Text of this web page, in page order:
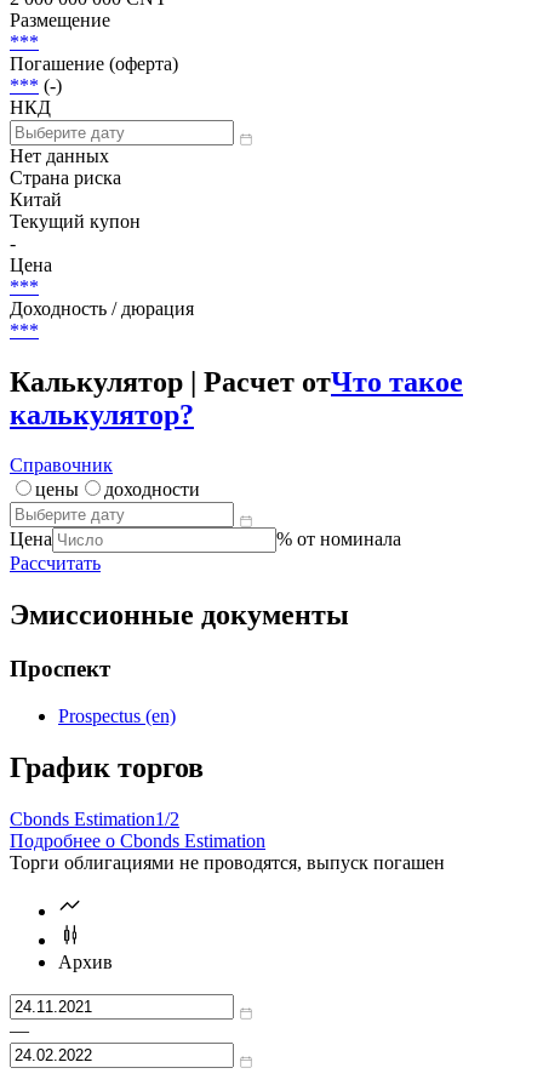
Размещение
***
Погашение (оферта)
*** (-)
НКД
Нет данных
Страна риска
Китай
Текущий купон
-
Цена
***
Доходность / дюрация
***
Калькулятор | Расчет отЧто такое
калькулятор?
Справочник
цены
доходности
Цена
% от номинала
Рассчитать
Эмиссионные документы
Проспект
Prospectus (en)
График торгов
Cbonds Estimation1/2
Подробнее о Cbonds Estimation
Торги облигациями не проводятся, выпуск погашен
Архив
—